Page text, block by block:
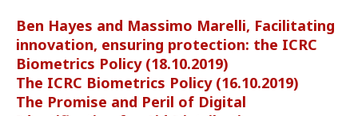
Ben Hayes and Massimo Marelli, Facilitating
innovation, ensuring protection: the ICRC
Biometrics Policy (18.10.2019)
The ICRC Biometrics Policy (16.10.2019)
The Promise and Peril of Digital